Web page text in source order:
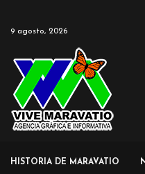
9 agosto, 2026
HISTORIA DE MARAVATIO